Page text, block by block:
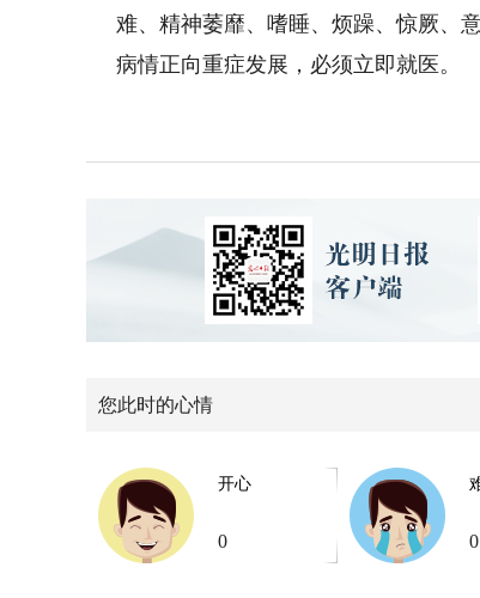
难、精神萎靡、嗜睡、烦躁、惊厥、
病情正向重症发展，必须立即就医。
您此时的心情
开心
0 0